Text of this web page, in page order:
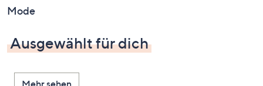
Pfeiltasten
oben
und
nach
Mode
Ausgewählt für dich
Mehr sehen